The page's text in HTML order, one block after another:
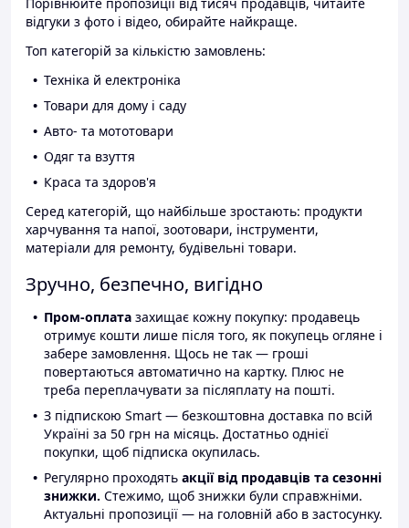
відгуки з фото і відео, обирайте найкраще.
Топ категорій за кількістю замовлень:
Техніка й електроніка
Товари для дому і саду
Авто- та мототовари
Одяг та взуття
Краса та здоров'я
Серед категорій, що найбільше зростають: продукти
харчування та напої, зоотовари, інструменти,
матеріали для ремонту, будівельні товари.
Зручно, безпечно, вигідно
Пром-оплата захищає кожну покупку: продавець
отримує кошти лише після того, як покупець огляне і
забере замовлення. Щось не так — гроші
повертаються автоматично на картку. Плюс не
треба переплачувати за післяплату на пошті.
З підпискою Smart — безкоштовна доставка по всій
Україні за 50 грн на місяць. Достатньо однієї
покупки, щоб підписка окупилась.
Регулярно проходять акції від продавців та сезонні
знижки. Стежимо, щоб знижки були справжніми.
Актуальні пропозиції — на головній або в застосунку.